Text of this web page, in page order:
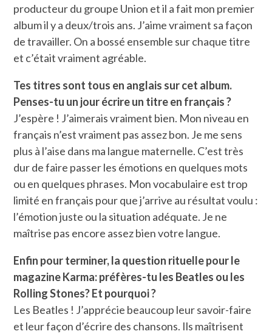
producteur du groupe Union et il a fait mon premier
album il y a deux/trois ans. J’aime vraiment sa façon
de travailler. On a bossé ensemble sur chaque titre
et c’était vraiment agréable.
Tes titres sont tous en anglais sur cet album.
Penses-tu un jour écrire un titre en français ?
J’espère ! J’aimerais vraiment bien. Mon niveau en
français n’est vraiment pas assez bon. Je me sens
plus à l’aise dans ma langue maternelle. C’est très
dur de faire passer les émotions en quelques mots
ou en quelques phrases. Mon vocabulaire est trop
limité en français pour que j’arrive au résultat voulu :
l’émotion juste ou la situation adéquate. Je ne
maîtrise pas encore assez bien votre langue.
Enfin pour terminer, la question rituelle pour le
magazine Karma: préfères-tu les Beatles ou les
Rolling Stones? Et pourquoi ?
Les Beatles ! J’apprécie beaucoup leur savoir-faire
et leur façon d’écrire des chansons. Ils maîtrisent